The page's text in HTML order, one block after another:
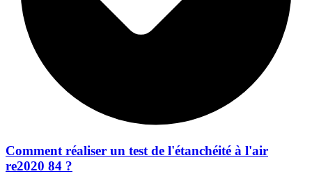
Comment réaliser un test de l'étanchéité à l'air
re2020 84 ?